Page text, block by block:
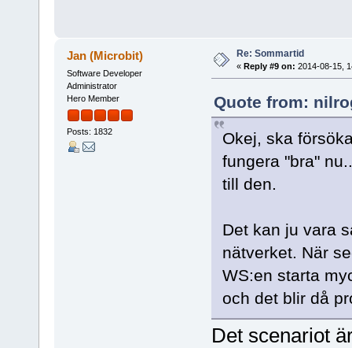
Jan (Microbit)
Software Developer
Administrator
Hero Member
Posts: 1832
Re: Sommartid
« Reply #9 on: 2014-08-15,
Quote from:
Okej, ska
fungera "bra"
till den.
Det kan ju vara
nätverket. När
WS:en starta
och det blir då
Det scenariot